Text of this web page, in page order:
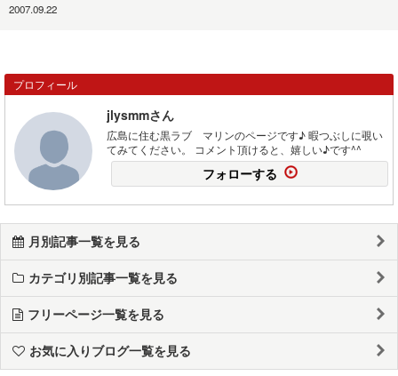
2007.09.22
プロフィール
jlysmmさん
広島に住む黒ラブ マリンのページです♪ 暇つぶしに覗い
てみてください。 コメント頂けると、嬉しい♪です^^
フォローする
月別記事一覧を見る
カテゴリ別記事一覧を見る
フリーページ一覧を見る
お気に入りブログ一覧を見る